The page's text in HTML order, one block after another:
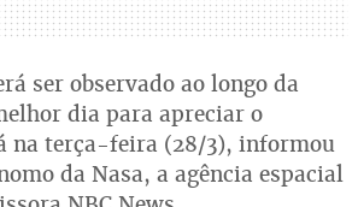
ser observado ao longo da
dia para apreciar o
na terça-feira (28/3), informou
da Nasa, a agência espacial